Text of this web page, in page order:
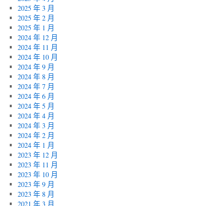
2025 年 3 月
2025 年 2 月
2025 年 1 月
2024 年 12 月
2024 年 11 月
2024 年 10 月
2024 年 9 月
2024 年 8 月
2024 年 7 月
2024 年 6 月
2024 年 5 月
2024 年 4 月
2024 年 3 月
2024 年 2 月
2024 年 1 月
2023 年 12 月
2023 年 11 月
2023 年 10 月
2023 年 9 月
2023 年 8 月
2021 年 3 月